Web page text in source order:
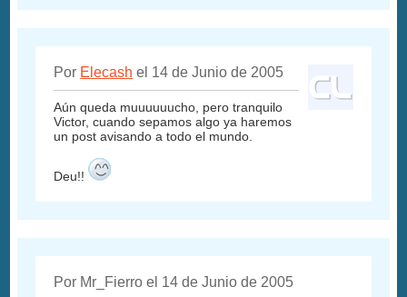
Por Elecash el 14 de Junio de 2005
Aún queda muuuuuucho, pero tranquilo
Victor, cuando sepamos algo ya haremos
un post avisando a todo el mundo.
Deu!!
Por Mr_Fierro el 14 de Junio de 2005